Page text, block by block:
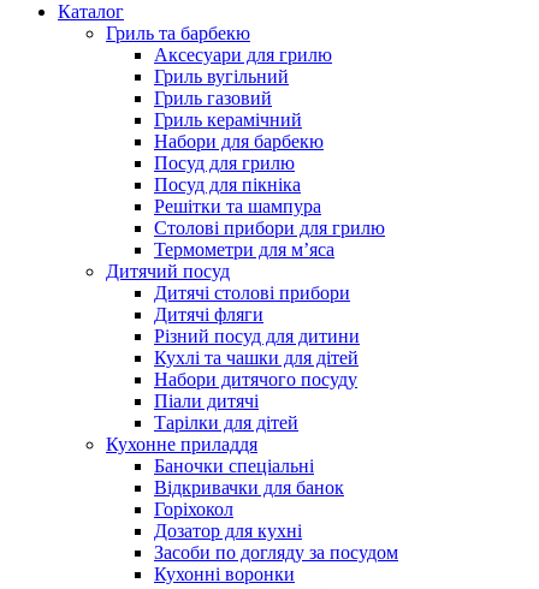
Каталог
Гриль та барбекю
Аксесуари для грилю
Гриль вугільний
Гриль газовий
Гриль керамічний
Набори для барбекю
Посуд для грилю
Посуд для пікніка
Решітки та шампура
Столові прибори для грилю
Термометри для м’яса
Дитячий посуд
Дитячі столові прибори
Дитячі фляги
Різний посуд для дитини
Кухлі та чашки для дітей
Набори дитячого посуду
Піали дитячі
Тарілки для дітей
Кухонне приладдя
Баночки спеціальні
Відкривачки для банок
Горіхокол
Дозатор для кухні
Засоби по догляду за посудом
Кухонні воронки